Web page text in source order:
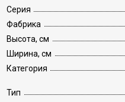
Серия
Фабрика
Высота, см
Ширина, см
Категория
Тип